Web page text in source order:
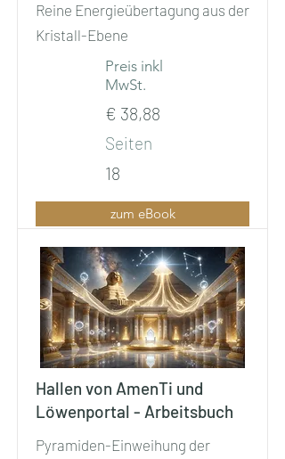
Reine Energieübertagung aus der
Kristall-Ebene
Preis inkl
MwSt.
€ 38,88
Seiten
18
zum eBook
Hallen von AmenTi und
Löwenportal - Arbeitsbuch
Pyramiden-Einweihung der